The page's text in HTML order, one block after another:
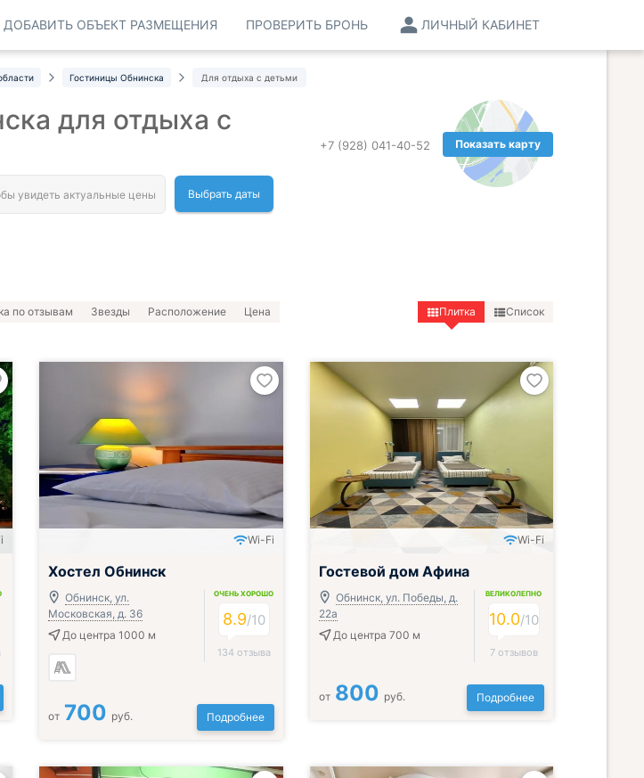
ЛИЧНЫЙ КАБИНЕТ
ПРОВЕРИТЬ БРОНЬ
ДОБАВИТЬ ОБЪЕКТ РАЗМЕЩЕНИЯ
Гостиницы Обнинска Для отдыха с детьми
Показать карту
+7 (928) 041-40-52
для отдыха с
Выбрать даты
по отзывам Звезды Расположение Цена Плитка Список
Wi-Fi
Хостел Обнинск
Обнинск, ул.
Московская, д. 36
До центра 1000 м
ОЧЕНЬ ХОРОШО
8.9/10
134 отзыва
от 700 руб. Подробнее
Wi-Fi
Гостевой дом Афина
Обнинск, ул. Победы, д.
22а
До центра 700 м
ВЕЛИКОЛЕПНО
10.0/10
7 отзывов
от 800 руб. Подробнее